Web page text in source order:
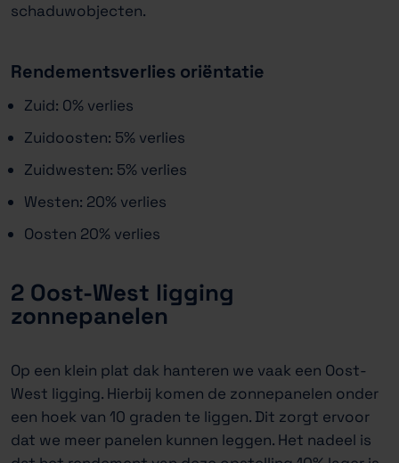
schaduwobjecten.
Rendementsverlies oriëntatie
Zuid: 0% verlies
Zuidoosten: 5% verlies
Zuidwesten: 5% verlies
Westen: 20% verlies
Oosten 20% verlies
2 Oost-West ligging
zonnepanelen
Op een klein plat dak hanteren we vaak een Oost-
West ligging. Hierbij komen de zonnepanelen onder
een hoek van 10 graden te liggen. Dit zorgt ervoor
dat we meer panelen kunnen leggen. Het nadeel is